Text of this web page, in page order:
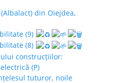
din Oiejdea,
(9)
(8)
construcțiilor:
(P)
tuturor, noile